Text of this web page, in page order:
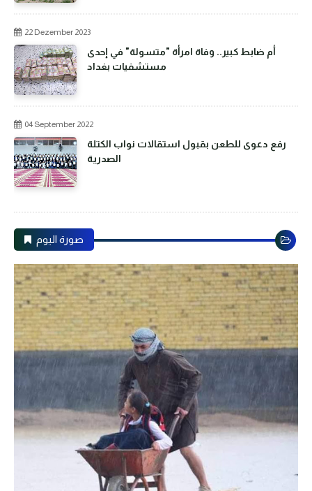
22 Dezember 2023
أم ضابط كبير.. وفاة امرأة "متسولة" في إحدى
مستشفيات بغداد
04 September 2022
رفع دعوى للطعن بقبول استقالات نواب الكتلة
الصدرية
صورة اليوم